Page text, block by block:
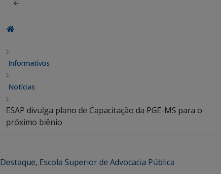
Informativos
Notícias
ESAP divulga plano de Capacitação da PGE-MS para o
próximo biênio
Destaque, Escola Superior de Advocacia Pública